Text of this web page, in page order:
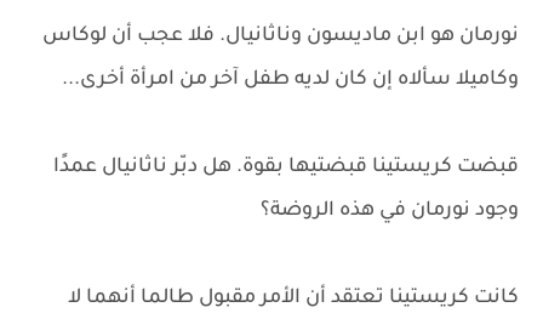
نورمان هو ابن ماديسون وناثانيال. فلا عجب أن لوكاس
وكاميلا سألاه إن كان لديه طفل آخر من امرأة أخرى...
قبضت كريستينا قبضتيها بقوة. هل دبّر ناثانيال عمدًا
وجود نورمان في هذه الروضة؟
كانت كريستينا تعتقد أن الأمر مقبول طالما أنهما لا